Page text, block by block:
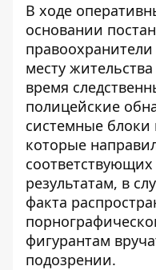
В ходе
основании
месту
время
полицейские
системные
которые
результатам, в
факта
фигурантам
подозрении.